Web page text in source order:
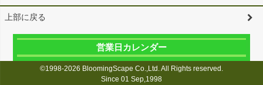
上部に戻る
営業日カレンダー
©1998-2026 BloomingScape Co.,Ltd. All Rights reserved.
Since 01 Sep,1998